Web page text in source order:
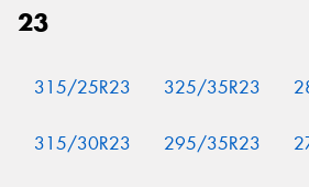
23
315/25R23 325/35R23
315/30R23 295/35R23